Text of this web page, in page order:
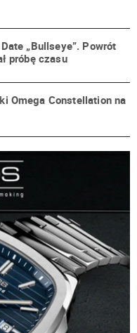
„Bullseye”. Powrót
próbę czasu
Omega Constellation na